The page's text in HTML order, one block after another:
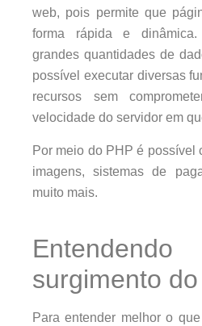
web, pois permite que
forma rápida e
grandes quantidades de
possível executar diversas
recursos sem
velocidade do servidor em
Por meio do PHP é possível
imagens, sistemas de
muito mais.
surgimento
Para entender melhor o